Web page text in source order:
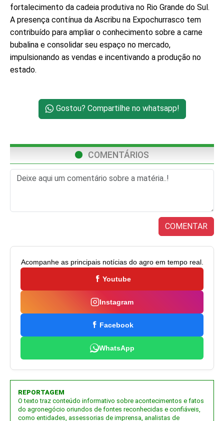
fortalecimento da cadeia produtiva no Rio Grande do Sul.
A presença contínua da Ascribu na Expochurrasco tem
contribuído para ampliar o conhecimento sobre a carne
bubalina e consolidar seu espaço no mercado,
impulsionando as vendas e incentivando a produção no
estado.
Gostou? Compartilhe no whatsapp!
COMENTÁRIOS
COMENTAR
Acompanhe as principais notícias do agro em tempo real.
Youtube
Instagram
Facebook
WhatsApp
REPORTAGEM
O texto traz conteúdo informativo sobre acontecimentos e fatos
do agronegócio oriundos de fontes reconhecidas e confiáveis,
como entidades, assessorias de imprensa, analistas de